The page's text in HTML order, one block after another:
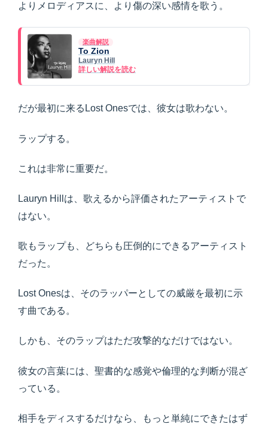
よりメロディアスに、より傷の深い感情を歌う。
楽曲解説
To Zion
Lauryn Hill
詳しい解説を読む
だが最初に来るLost Onesでは、彼女は歌わない。
ラップする。
これは非常に重要だ。
Lauryn Hillは、歌えるから評価されたアーティストで
はない。
歌もラップも、どちらも圧倒的にできるアーティスト
だった。
Lost Onesは、そのラッパーとしての威厳を最初に示
す曲である。
しかも、そのラップはただ攻撃的なだけではない。
彼女の言葉には、聖書的な感覚や倫理的な判断が混ざ
っている。
相手をディスするだけなら、もっと単純にできたはず